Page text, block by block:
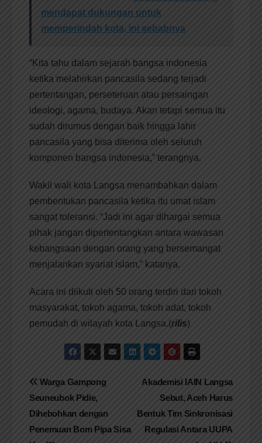
mendapat dukungan untuk
memperindah kota, ini sebabnya
“Kita tahu dalam sejarah bangsa indonesia
ketika melahirkan pancasila sedang terjadi
pertentangan, perseteruan atau persaingan
ideologi, agama, budaya. Akan tetapi semua itu
sudah dirumus dengan baik hingga lahir
pancasila yang bisa diterima oleh seluruh
komponen bangsa indonesia,” terangnya.
Wakil wali kota Langsa menambahkan dalam
pembentukan pancasila ketika itu umat islam
sangat toleransi. “Jadi ini agar dihargai semua
pihak jangan dipertentangkan antara wawasan
kebangsaan dengan orang yang bersemangat
menjalankan syariat islam,” katanya.
Acara ini diikuti oleh 50 orang terdiri dari tokoh
masyarakat, tokoh agama, tokoh adat, tokoh
pemudah di wilayah kota Langsa.(rilis)
Navigasi
pos
​Akademisi IAIN Langsa
Sebut, Aceh Harus
Bentuk Tim Sinkronisasi
Regulasi Antara UUPA
​Warga Gampong
Seuneubok Pidie,
Dihebohkan dengan
Penemuan Bom Pipa Sisa